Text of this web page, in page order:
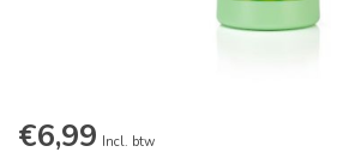
€6,99 Incl. btw